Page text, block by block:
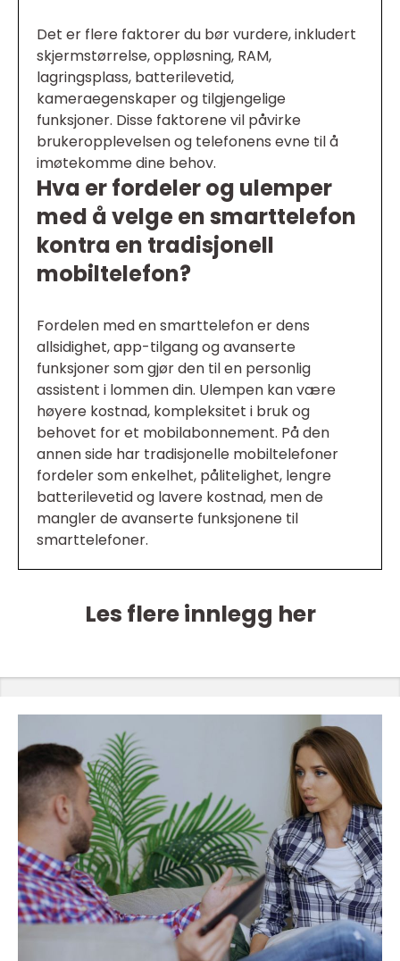
Det er flere faktorer du bør vurdere, inkludert
skjermstørrelse, oppløsning, RAM,
lagringsplass, batterilevetid,
kameraegenskaper og tilgjengelige
funksjoner. Disse faktorene vil påvirke
brukeropplevelsen og telefonens evne til å
imøtekomme dine behov.
Hva er fordeler og ulemper
med å velge en smarttelefon
kontra en tradisjonell
mobiltelefon?
Fordelen med en smarttelefon er dens
allsidighet, app-tilgang og avanserte
funksjoner som gjør den til en personlig
assistent i lommen din. Ulempen kan være
høyere kostnad, kompleksitet i bruk og
behovet for et mobilabonnement. På den
annen side har tradisjonelle mobiltelefoner
fordeler som enkelhet, pålitelighet, lengre
batterilevetid og lavere kostnad, men de
mangler de avanserte funksjonene til
smarttelefoner.
Les flere innlegg her